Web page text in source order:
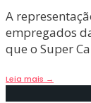
A
empregados
que o Super
Leia mais →